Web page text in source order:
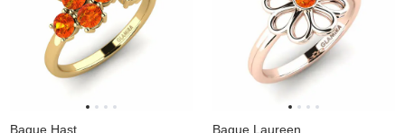
Bague Hast Bague Laureen